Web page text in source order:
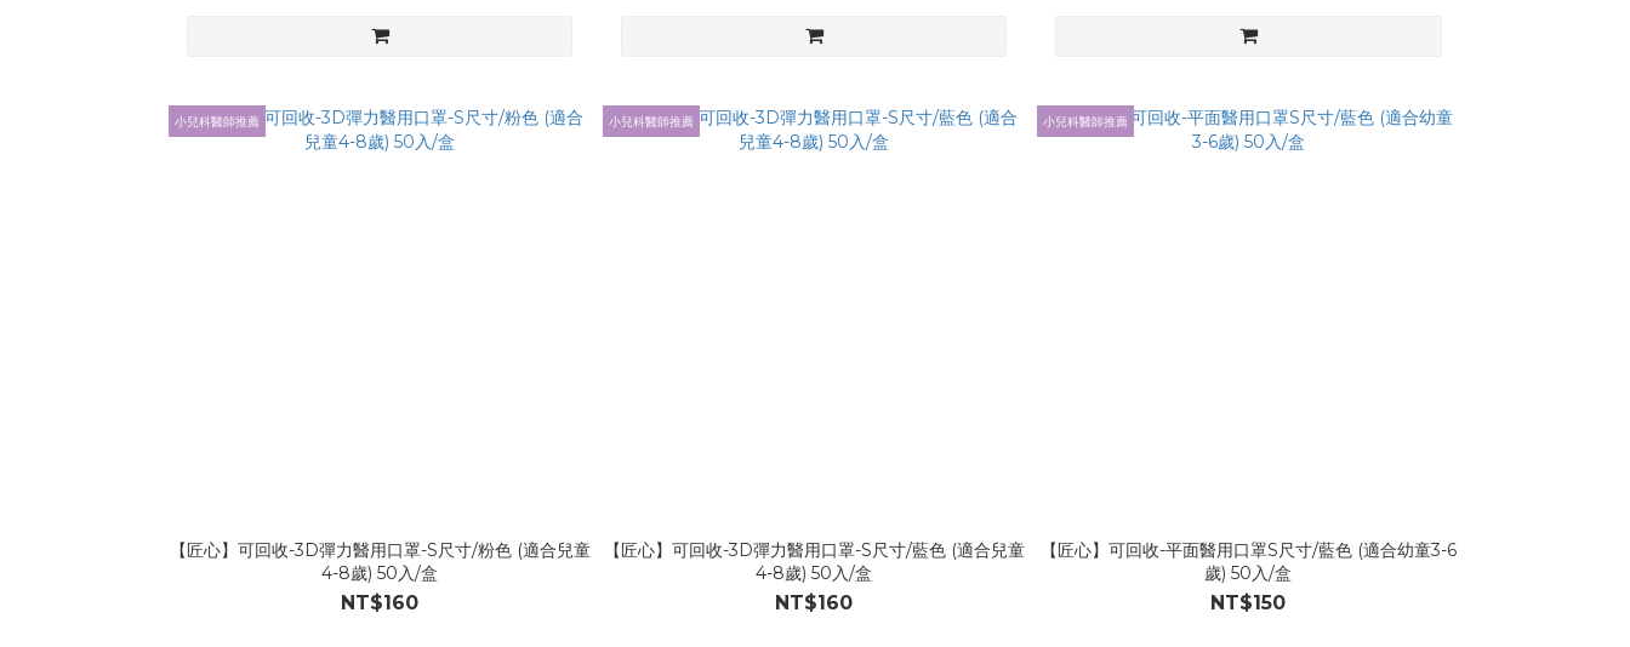
小兒科醫師推薦
【匠心】可回收-3D彈力醫用口罩-S尺寸/粉色 (適合兒童
4-8歲) 50入/盒
NT$160
小兒科醫師推薦
【匠心】可回收-3D彈力醫用口罩-S尺寸/藍色 (適合兒童
4-8歲) 50入/盒
NT$160
小兒科醫師推薦
【匠心】可回收-平面醫用口罩S尺寸/藍色 (適合幼童3-6
歲) 50入/盒
NT$150